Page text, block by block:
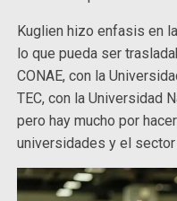
Kuglien hizo enfasis en
lo que pueda ser
CONAE, con la
TEC, con la Universidad
pero hay mucho por
universidades y el sector